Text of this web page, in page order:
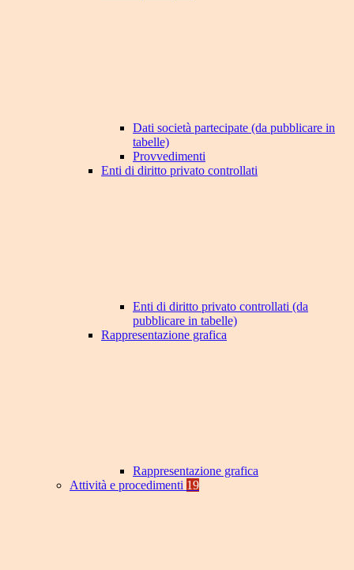
Dati società partecipate (da pubblicare in
tabelle)
Provvedimenti
Enti di diritto privato controllati
Enti di diritto privato controllati (da
pubblicare in tabelle)
Rappresentazione grafica
Rappresentazione grafica
Attività e procedimenti 19